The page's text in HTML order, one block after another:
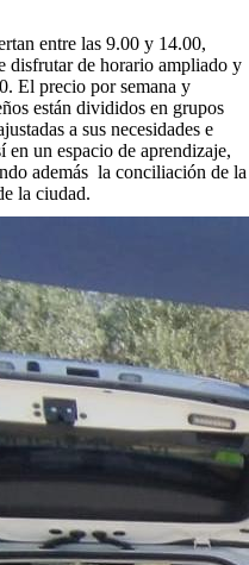
entre las 9.00 y 14.00,
disfrutar de horario ampliado y
El precio por semana y
están divididos en grupos
a sus necesidades e
un espacio de aprendizaje,
además la conciliación de la
la ciudad.